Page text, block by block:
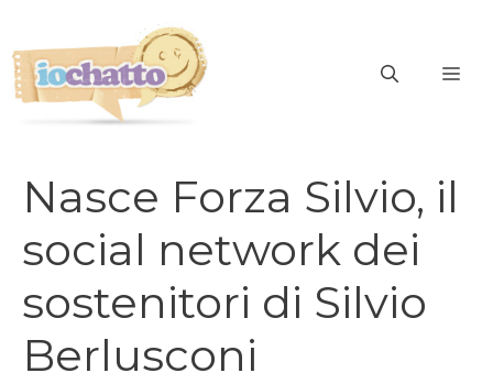
contenuto
Nasce Forza Silvio, il
social network dei
sostenitori di Silvio
Berlusconi